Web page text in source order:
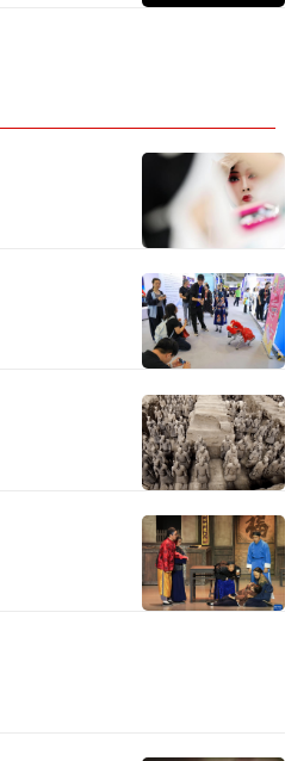
断增长的需
进一步扩大优
博领域应该高
应转变一些传
众多文化功
展览、公共教
认为，博物馆
，在某种程